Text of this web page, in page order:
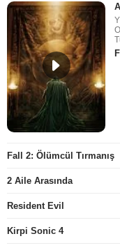
Fall 2: Ölümcül Tırmanış
2 Aile Arasında
Resident Evil
Kirpi Sonic 4